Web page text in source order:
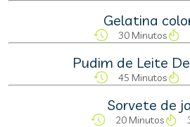
Gelatina
30 Minutos
Pudim de Leite
45 Minutos
Sorvete de
20 Minutos